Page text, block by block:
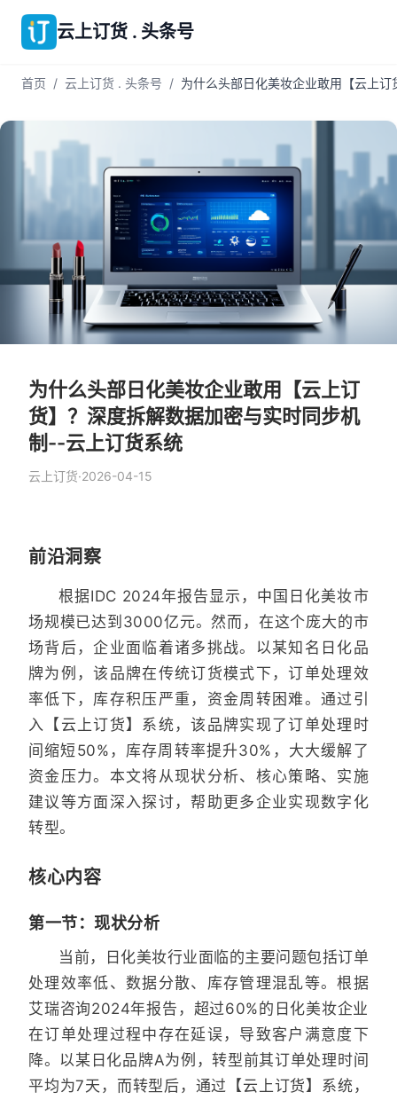
云上订货 . 头条号
首页 / 云上订货 . 头条号 / 为什么头部日化美妆企业敢用【云上
为什么头部日化美妆企业敢用【云上订
货】？深度拆解数据加密与实时同步机
制--云上订货系统
云上订货·2026-04-15
前沿洞察
根据IDC 2024年报告显示，中国日化美妆市
场规模已达到3000亿元。然而，在这个庞大的市
场背后，企业面临着诸多挑战。以某知名日化品
牌为例，该品牌在传统订货模式下，订单处理效
率低下，库存积压严重，资金周转困难。通过引
入【云上订货】系统，该品牌实现了订单处理时
间缩短50%，库存周转率提升30%，大大缓解了
资金压力。本文将从现状分析、核心策略、实施
建议等方面深入探讨，帮助更多企业实现数字化
转型。
核心内容
第一节：现状分析
当前，日化美妆行业面临的主要问题包括订单
处理效率低、数据分散、库存管理混乱等。根据
艾瑞咨询2024年报告，超过60%的日化美妆企业
在订单处理过程中存在延误，导致客户满意度下
降。以某日化品牌A为例，转型前其订单处理时间
平均为7天，而转型后，通过【云上订货】系统，